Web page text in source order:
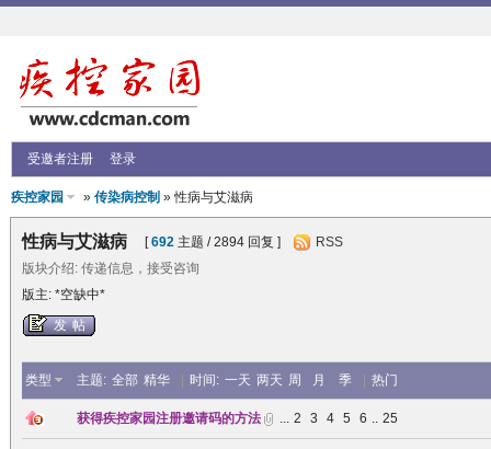
受邀者注册 登录
疾控家园 » 传染病控制 » 性病与艾滋病
性病与艾滋病 [692主题 / 2894 回复 ]
RSS
版块介绍: 传递信息，接受咨询
版主: *空缺中*
发帖
类型 主题: 全部 精华 时间: 一天 两天 周 月 季 热门
获得疾控家园注册邀请码的方法 ... 2 3 4 5 6 .. 25